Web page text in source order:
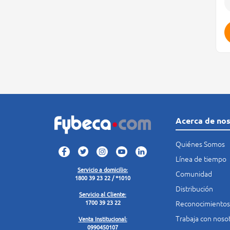
Servicio a domicilio:
1800 39 23 22 / *1010
Servicio al Cliente:
1700 39 23 22
Venta Institucional:
0990450107
Acerca de
Quiénes Somos
Línea de tiempo
Comunidad
Distribución
Reconocimientos
Trabaja con